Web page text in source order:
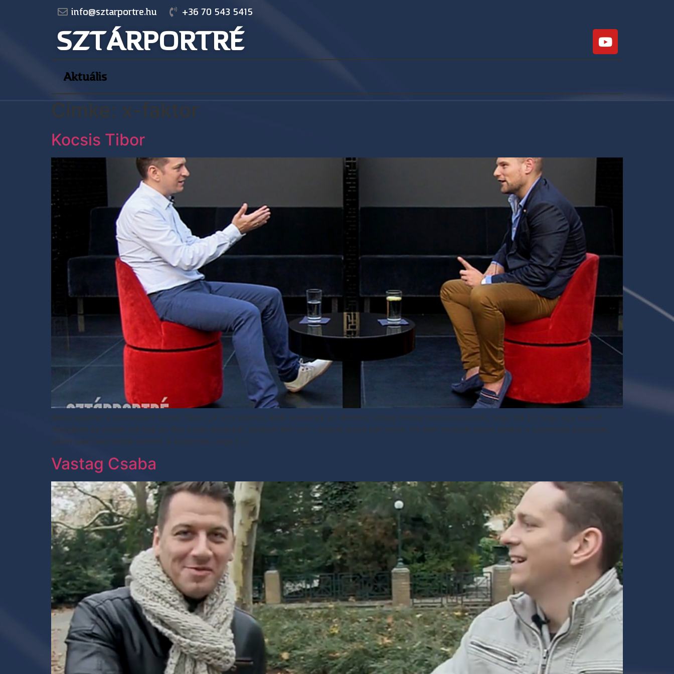
info@sztarportre.hu +36 70 543 5415
SZTÁRPORTRÉ
Aktuális
Címke: x-faktor
Kocsis Tibor
Isteni sugallat a szerencse? Kocsis Tibor: „A sors útjairól, amik alakulnak az életben, utólag mindig bebizonyosodik, hogy tök jó, hogy úgy alakult.
Valójában az ember elé hoz az élet olyan dolgokat, amikkel élni kell – ezeket észre kell venni. Ha nem vesszük észre ezeket a szerencse pontokat,
akkor nem lesz belőle semmi. A kudarcok, vagy […]
Vastag Csaba